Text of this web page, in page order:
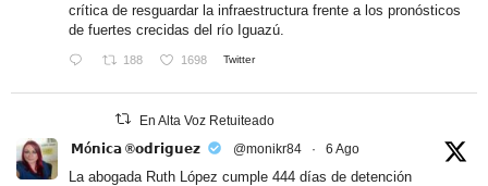
crítica de resguardar la infraestructura frente a los pronósticos
de fuertes crecidas del río Iguazú.
188 1698 Twitter
En Alta Voz Retuiteado
𝗠ó𝗻𝗶𝗰𝗮 ®𝗼𝗱𝗿𝗶𝗴𝘂𝗲𝘇
@monikr84 · 6 Ago
La abogada Ruth López cumple 444 días de detención